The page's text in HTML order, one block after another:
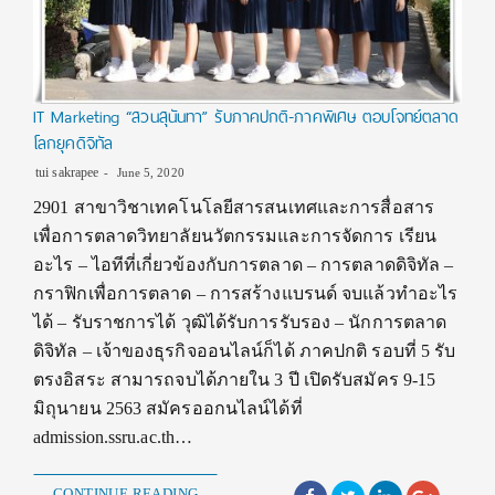
IT Marketing “สวนสุนันทา” รับภาคปกติ-ภาคพิเศษ ตอบโจทย์ตลาด
โลกยุคดิจิทัล
tui sakrapee June 5, 2020
2901 สาขาวิชาเทคโนโลยีสารสนเทศและการสื่อสาร
เพื่อการตลาดวิทยาลัยนวัตกรรมและการจัดการ เรียน
อะไร – ไอทีที่เกี่ยวข้องกับการตลาด – การตลาดดิจิทัล –
กราฟิกเพื่อการตลาด – การสร้างแบรนด์ จบแล้วทำอะไร
ได้ – รับราชการได้ วุฒิได้รับการรับรอง – นักการตลาด
ดิจิทัล – เจ้าของธุรกิจออนไลน์ก็ได้ ภาคปกติ รอบที่ 5 รับ
ตรงอิสระ สามารถจบได้ภายใน 3 ปี เปิดรับสมัคร 9-15
มิถุนายน 2563 สมัครออกนไลน์ได้ที่
admission.ssru.ac.th…